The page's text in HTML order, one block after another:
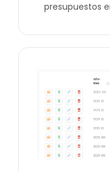
presupuestos